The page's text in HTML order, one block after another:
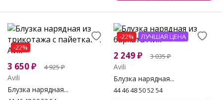
-22%
3 650₽ 4 925₽
Avili
Блузка нарядная...
-22% ЛУЧШАЯ ЦЕНА
2 249₽ 3 035₽
Avili
Блузка нарядная...
44 46 48 50 52 54